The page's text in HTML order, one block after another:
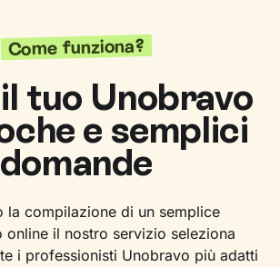
Come funziona?
tuo Unobravo
e semplici
domande
la compilazione di un semplice
online il nostro servizio seleziona
i professionisti Unobravo più adatti